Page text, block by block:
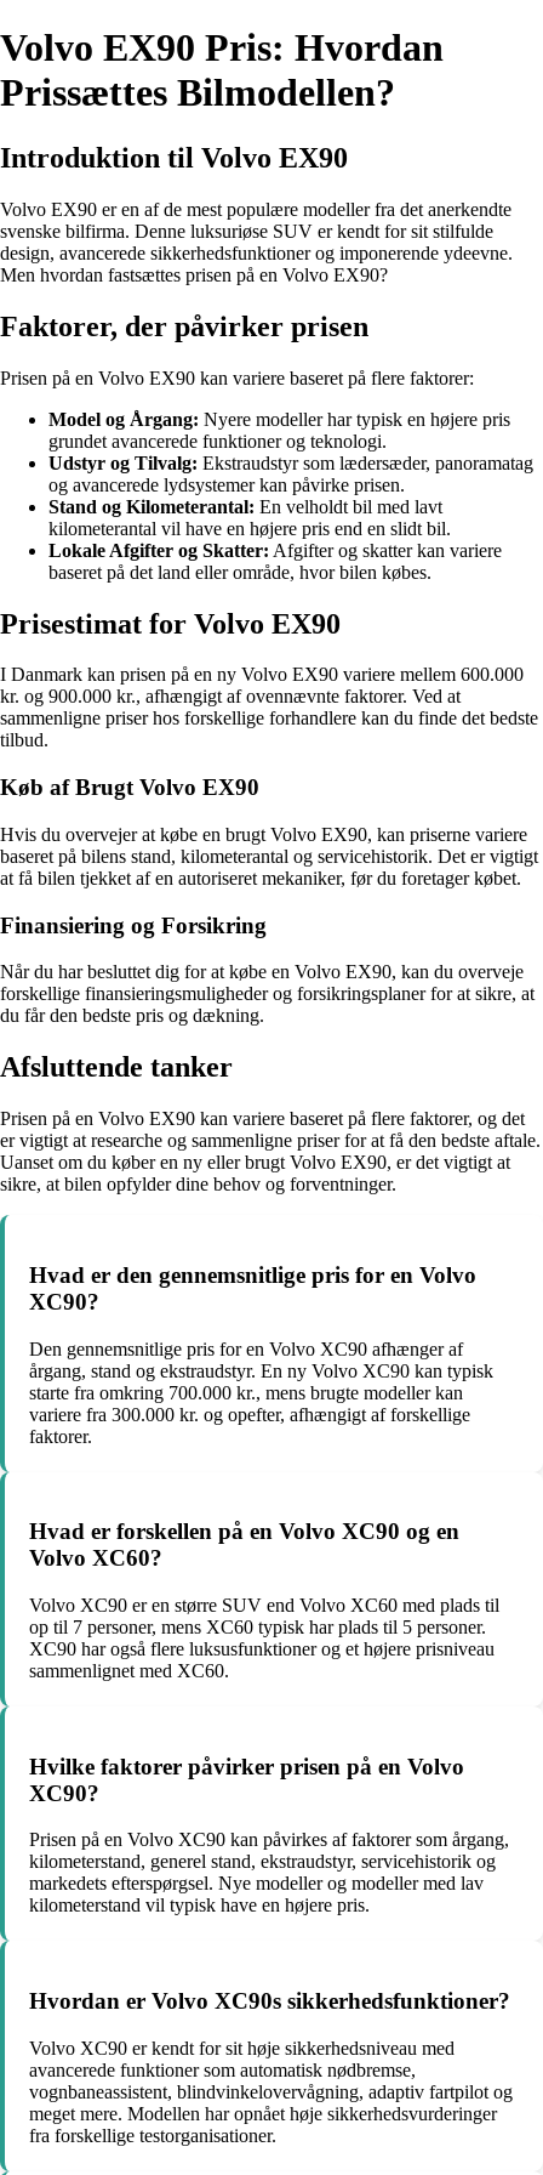
Volvo EX90 Pris: Hvordan
Prissættes Bilmodellen?
Introduktion til Volvo EX90
Volvo EX90 er en af de mest populære modeller fra det anerkendte
svenske bilfirma. Denne luksuriøse SUV er kendt for sit stilfulde
design, avancerede sikkerhedsfunktioner og imponerende ydeevne.
Men hvordan fastsættes prisen på en Volvo EX90?
Faktorer, der påvirker prisen
Prisen på en Volvo EX90 kan variere baseret på flere faktorer:
Model og Årgang: Nyere modeller har typisk en højere pris
grundet avancerede funktioner og teknologi.
Udstyr og Tilvalg: Ekstraudstyr som lædersæder, panoramatag
og avancerede lydsystemer kan påvirke prisen.
Stand og Kilometerantal: En velholdt bil med lavt
kilometerantal vil have en højere pris end en slidt bil.
Lokale Afgifter og Skatter: Afgifter og skatter kan variere
baseret på det land eller område, hvor bilen købes.
Prisestimat for Volvo EX90
I Danmark kan prisen på en ny Volvo EX90 variere mellem 600.000
kr. og 900.000 kr., afhængigt af ovennævnte faktorer. Ved at
sammenligne priser hos forskellige forhandlere kan du finde det bedste
tilbud.
Køb af Brugt Volvo EX90
Hvis du overvejer at købe en brugt Volvo EX90, kan priserne variere
baseret på bilens stand, kilometerantal og servicehistorik. Det er vigtigt
at få bilen tjekket af en autoriseret mekaniker, før du foretager købet.
Finansiering og Forsikring
Når du har besluttet dig for at købe en Volvo EX90, kan du overveje
forskellige finansieringsmuligheder og forsikringsplaner for at sikre, at
du får den bedste pris og dækning.
Afsluttende tanker
Prisen på en Volvo EX90 kan variere baseret på flere faktorer, og det
er vigtigt at researche og sammenligne priser for at få den bedste aftale.
Uanset om du køber en ny eller brugt Volvo EX90, er det vigtigt at
sikre, at bilen opfylder dine behov og forventninger.
Hvad er den gennemsnitlige pris for en Volvo
XC90?
Den gennemsnitlige pris for en Volvo XC90 afhænger af
årgang, stand og ekstraudstyr. En ny Volvo XC90 kan typisk
starte fra omkring 700.000 kr., mens brugte modeller kan
variere fra 300.000 kr. og opefter, afhængigt af forskellige
faktorer.
Hvad er forskellen på en Volvo XC90 og en
Volvo XC60?
Volvo XC90 er en større SUV end Volvo XC60 med plads til
op til 7 personer, mens XC60 typisk har plads til 5 personer.
XC90 har også flere luksusfunktioner og et højere prisniveau
sammenlignet med XC60.
Hvilke faktorer påvirker prisen på en Volvo
XC90?
Prisen på en Volvo XC90 kan påvirkes af faktorer som årgang,
kilometerstand, generel stand, ekstraudstyr, servicehistorik og
markedets efterspørgsel. Nye modeller og modeller med lav
kilometerstand vil typisk have en højere pris.
Hvordan er Volvo XC90s sikkerhedsfunktioner?
Volvo XC90 er kendt for sit høje sikkerhedsniveau med
avancerede funktioner som automatisk nødbremse,
vognbaneassistent, blindvinkelovervågning, adaptiv fartpilot og
meget mere. Modellen har opnået høje sikkerhedsvurderinger
fra forskellige testorganisationer.